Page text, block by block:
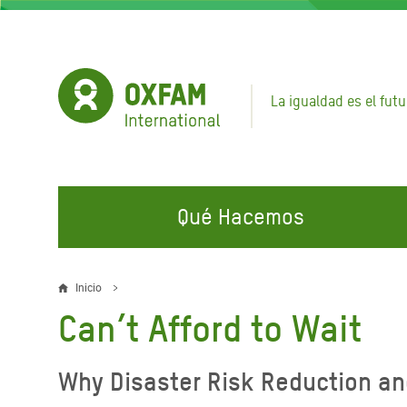
Pasar
La igualdad es el
Qué Hacemos
EN QUÉ TRABAJAMOS
Agua y Servicios de
Saneamiento
Alimentación, Crisis Climática,
ÚNETE A NUESTRAS CAMPAÑAS
Climate Justice
Únete a Nuestra Comunidad para
enlaces
de
Inicio
Can’t Afford to Wait
Why Disaster Risk Reduction